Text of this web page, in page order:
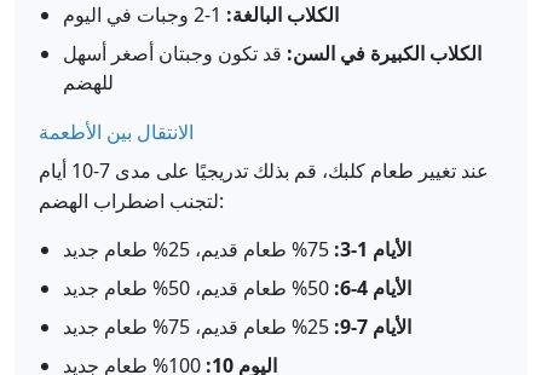
الكلاب البالغة:
الكلاب الكبيرة في السن: قد تكون وجبتان أصغر أسهل
للهضم
الانتقال بين الأطعمة
عند تغيير طعام كلبك، قم بذلك تدريجيًا على مدى 7-10 أيام
لتجنب اضطراب الهضم:
الأيام 1-3:
الأيام 4-6:
الأيام 7-9:
اليوم 10: